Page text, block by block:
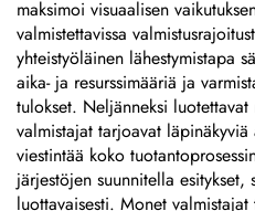
maksimoi visuaalisen
valmistettavissa
yhteistyöläinen lähestymistapa
aika- ja resurssimääriä ja
tulokset. Neljänneksi
valmistajat tarjoavat
viestintää koko
järjestöjen suunnitella
luottavaisesti. Monet